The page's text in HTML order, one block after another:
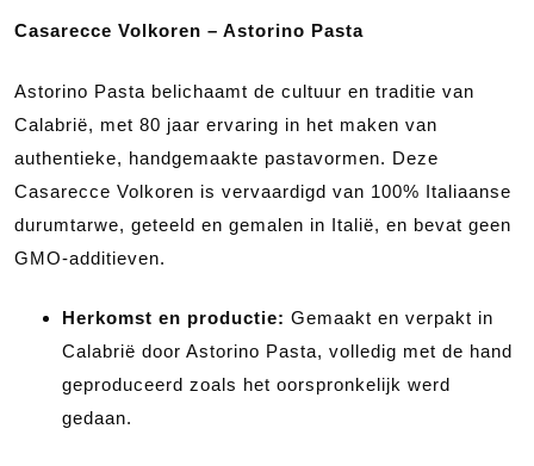
Casarecce Volkoren – Astorino Pasta
Astorino Pasta belichaamt de cultuur en traditie van
Calabrië, met 80 jaar ervaring in het maken van
authentieke, handgemaakte pastavormen. Deze
Casarecce Volkoren is vervaardigd van 100% Italiaanse
durumtarwe, geteeld en gemalen in Italië, en bevat geen
GMO-additieven.
Herkomst en productie: Gemaakt en verpakt in
Calabrië door Astorino Pasta, volledig met de hand
geproduceerd zoals het oorspronkelijk werd
gedaan.